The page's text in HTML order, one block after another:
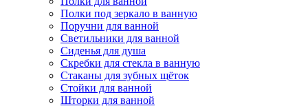
Полки под зеркало в ванную
Поручни для ванной
Светильники для ванной
Сиденья для душа
Скребки для стекла в ванную
Стаканы для зубных щёток
Стойки для ванной
Шторки для ванной